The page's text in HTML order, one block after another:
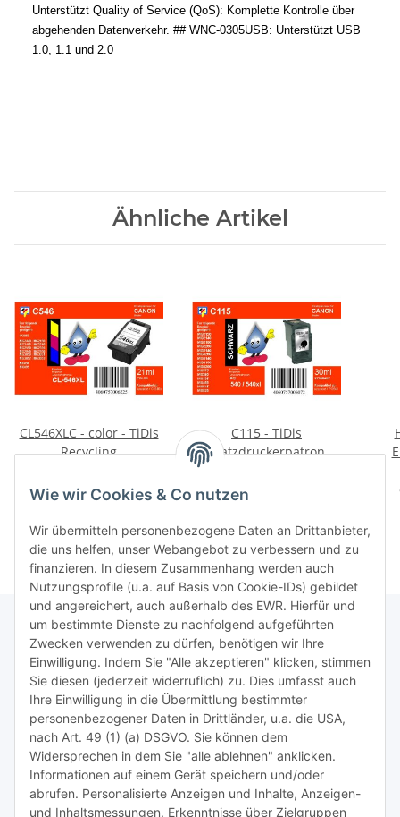
Unterstützt Quality of Service (QoS): Komplette Kontrolle über
abgehenden Datenverkehr. ## WNC-0305USB: Unterstützt USB
1.0, 1.1 und 2.0
Ähnliche Artikel
CL546XLC - color - TiDis
Recycling
350 Seiten Druckleistung
1.530,00 € pro 1 l
C115 - TiDis
Ersatzdruckerpatrone
mit 30ml Inhalt - PG540
XL - schwarz - 5222B005
0,66 € pro 1 ml
TiDis Lizenzsystem
Meist besuchte Seiten:
Tipps & Tricks rund um Sublimation
TiDis Videos auf Youtube
Wie wir Cookies & Co nutzen
Wir übermitteln personenbezogene Daten an Drittanbieter,
die uns helfen, unser Webangebot zu verbessern und zu
finanzieren. In diesem Zusammenhang werden auch
Nutzungsprofile (u.a. auf Basis von Cookie-IDs) gebildet
und angereichert, auch außerhalb des EWR. Hierfür und
um bestimmte Dienste zu nachfolgend aufgeführten
Zwecken verwenden zu dürfen, benötigen wir Ihre
Einwilligung. Indem Sie "Alle akzeptieren" klicken, stimmen
Sie diesen (jederzeit widerruflich) zu. Dies umfasst auch
Ihre Einwilligung in die Übermittlung bestimmter
personenbezogener Daten in Drittländer, u.a. die USA,
nach Art. 49 (1) (a) DSGVO. Sie können dem
Widersprechen in dem Sie "alle ablehnen" anklicken.
Informationen auf einem Gerät speichern und/oder
abrufen. Personalisierte Anzeigen und Inhalte, Anzeigen-
und Inhaltsmessungen, Erkenntnisse über Zielgruppen